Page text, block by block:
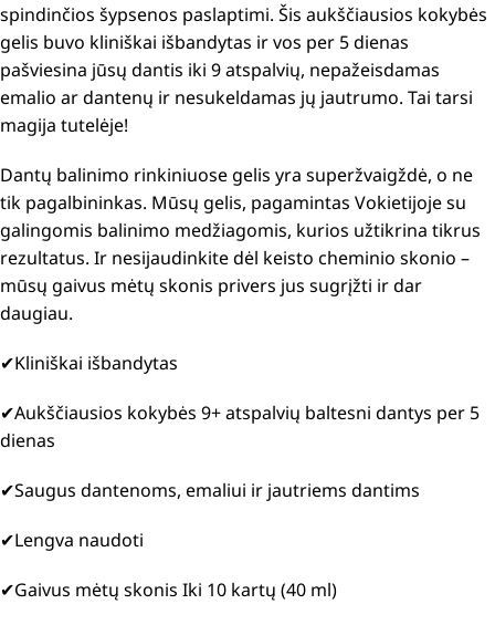
spindinčios šypsenos paslaptimi. Šis aukščiausios kokybės
gelis buvo kliniškai išbandytas ir vos per 5 dienas
pašviesina jūsų dantis iki 9 atspalvių, nepažeisdamas
emalio ar dantenų ir nesukeldamas jų jautrumo. Tai tarsi
magija tutelėje!
Dantų balinimo rinkiniuose gelis yra superžvaigždė, o ne
tik pagalbininkas. Mūsų gelis, pagamintas Vokietijoje su
galingomis balinimo medžiagomis, kurios užtikrina tikrus
rezultatus. Ir nesijaudinkite dėl keisto cheminio skonio –
mūsų gaivus mėtų skonis privers jus sugrįžti ir dar
daugiau.
✔Kliniškai išbandytas
✔Aukščiausios kokybės 9+ atspalvių baltesni dantys per 5
dienas
✔Saugus dantenoms, emaliui ir jautriems dantims
✔Lengva naudoti
✔Gaivus mėtų skonis Iki 10 kartų (40 ml)